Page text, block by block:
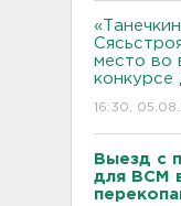
место во
конкурсе
16:30,
Выезд с
для ВСМ